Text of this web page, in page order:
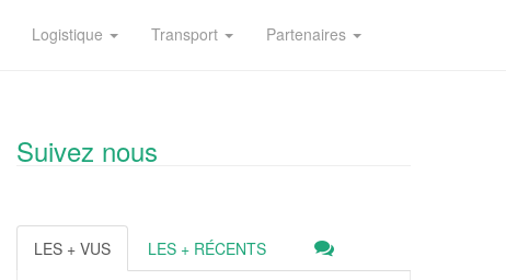
Logistique Transport Partenaires
Suivez nous
LES + VUS LES + RÉCENTS